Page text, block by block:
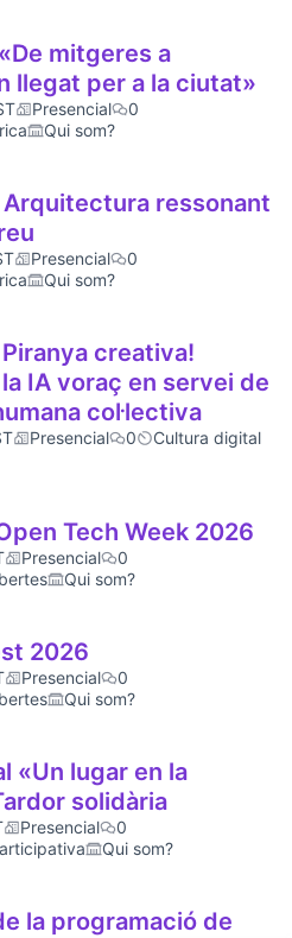
mitgeres a
llegat per a la ciutat»
Presencial
0
Qui som?
Arquitectura ressonant
Presencial
0
Qui som?
creativa!
IA voraç en servei de
col·lectiva
Presencial 0
Cultura digital
Tech Week 2026
Presencial
0
Qui som?
2026
Presencial
0
Qui som?
«Un lugar en la
solidària
Presencial
0
Qui som?
la programació de